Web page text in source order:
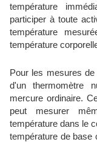
température
participer à toute
température
température
Pour les mesures
d'un thermomètre
mercure ordinaire.
peut mesurer
température dans le
température de base